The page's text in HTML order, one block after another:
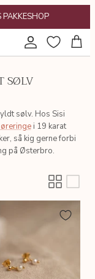
SØLV
sølv. Hos Sisi
i 19 karat
så kig gerne forbi
på Østerbro.